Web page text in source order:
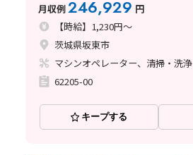
月収例246,929 円
【時給】1,230円～
茨城県坂東市
マシンオペレーター、清掃・洗浄
62205-00
キープする